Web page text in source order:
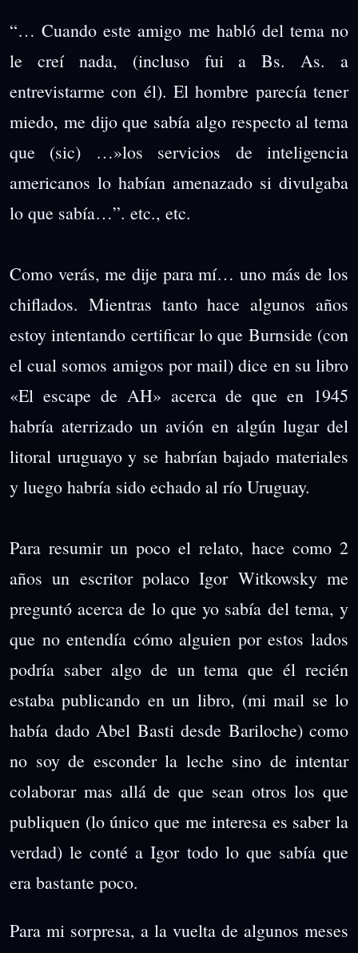
“… Cuando este amigo me habló del tema no
le creí nada, (incluso fui a Bs. As. a
entrevistarme con él). El hombre parecía tener
miedo, me dijo que sabía algo respecto al tema
que (sic) …»los servicios de inteligencia
americanos lo habían amenazado si divulgaba
lo que sabía…”. etc., etc.
Como verás, me dije para mí… uno más de los
chiflados. Mientras tanto hace algunos años
estoy intentando certificar lo que Burnside (con
el cual somos amigos por mail) dice en su libro
«El escape de AH» acerca de que en 1945
habría aterrizado un avión en algún lugar del
litoral uruguayo y se habrían bajado materiales
y luego habría sido echado al río Uruguay.
Para resumir un poco el relato, hace como 2
años un escritor polaco Igor Witkowsky me
preguntó acerca de lo que yo sabía del tema, y
que no entendía cómo alguien por estos lados
podría saber algo de un tema que él recién
estaba publicando en un libro, (mi mail se lo
había dado Abel Basti desde Bariloche) como
no soy de esconder la leche sino de intentar
colaborar mas allá de que sean otros los que
publiquen (lo único que me interesa es saber la
verdad) le conté a Igor todo lo que sabía que
era bastante poco.
Para mi sorpresa, a la vuelta de algunos meses